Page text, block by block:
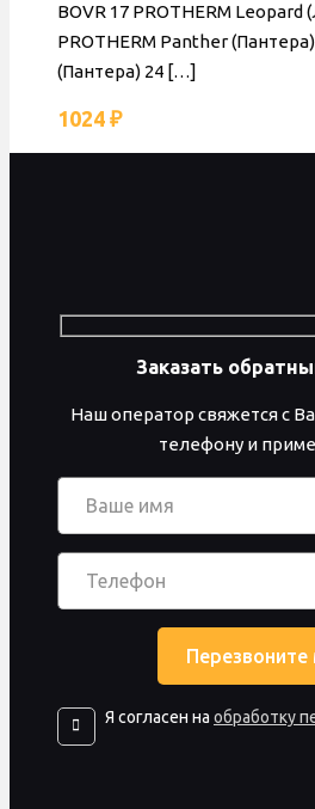
BOVR 17 PROTHERM Leopard
PROTHERM Panther
(Пантера) 24 […]
1024 ₽
Заказать
Наш оператор свяжется с
телефону и
Я согласен на обработку